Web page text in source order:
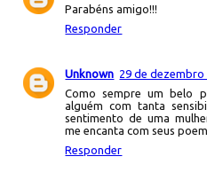
Parabéns amigo!!!
Responder
Unknown 29 de dezembro
Como sempre um belo
alguém com tanta
sentimento de uma
me encanta com seus
Responder